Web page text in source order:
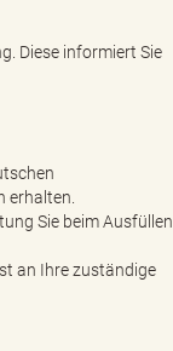
Diese informiert Sie
erhalten.
Sie beim Ausfüllen
an Ihre zuständige